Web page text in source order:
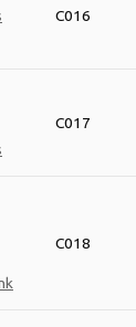
C016
C017
C018